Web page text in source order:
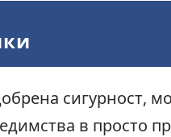
сигурност,
в просто